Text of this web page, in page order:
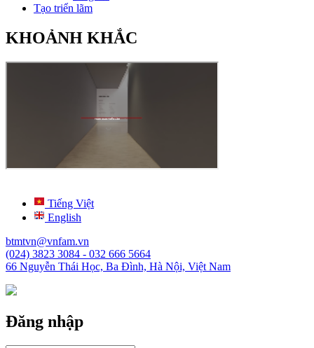
Tạo triển lãm
KHOẢNH KHẮC
Tiếng Việt
English
btmtvn@vnfam.vn
(024) 3823 3084 - 032 666 5664
66 Nguyễn Thái Học, Ba Đình, Hà Nội, Việt Nam
Đăng nhập